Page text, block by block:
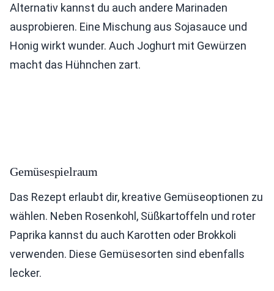
Alternativ kannst du auch andere Marinaden
ausprobieren. Eine Mischung aus Sojasauce und
Honig wirkt wunder. Auch Joghurt mit Gewürzen
macht das Hühnchen zart.
Gemüsespielraum
Das Rezept erlaubt dir, kreative Gemüseoptionen zu
wählen. Neben Rosenkohl, Süßkartoffeln und roter
Paprika kannst du auch Karotten oder Brokkoli
verwenden. Diese Gemüsesorten sind ebenfalls
lecker.